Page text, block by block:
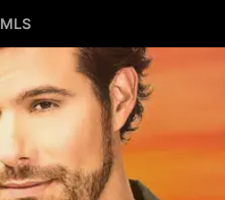
MLS